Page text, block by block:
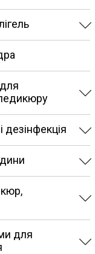
дезінфекція
для